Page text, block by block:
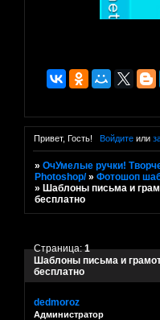
Привет, Гость! Войдитеили
»ОчУмелые ручки!
Photoshop/ »Фотошоп
» Шаблоны письма и
бесплатно
Шаблоны письма и
бесплатно
Страница:1
dedmoroz
Администратор